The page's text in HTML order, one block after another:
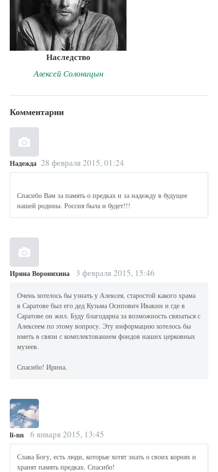
Наследство
Алексей Солоницын
Комментарии
Надежда 28 февраля 2015, 01:24
Спасибо Вам за память о предках и за надежду в будущее
нашей родины. Россия была и будет!!!
Ирина Воронихина 3 февраля 2015, 15:46
Очень хотелось бы узнать у Алексея, старостой какого храма
в Саратове был его дед Кузьма Осипович Ивакин и где в
Саратове он жил. Буду благодарна за возможность связаться с
Алексеем по этому вопросу. Эту информацию хотелось бы
иметь в связи с комплектованием фондов наших церковных
музеев.
Спасибо! Ирина.
li-nn 6 января 2015, 13:45
Слава Богу, есть люди, которые хотят знать о своих корнях и
хранят память предках. Спасибо!